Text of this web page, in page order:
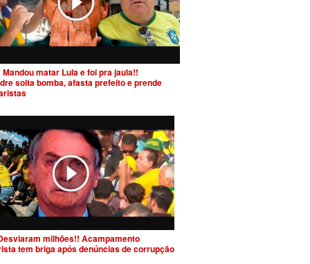
Mandou matar Lula e foi pra jaula!!
solta bomba, afasta prefeito e prende
milhões!! Acampamento
tem briga após denúncias de corrupção